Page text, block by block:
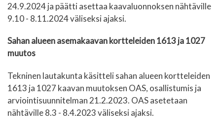
24.9.2024 ja päätti asettaa kaavaluonnoksen nähtäville
9.10 - 8.11.2024 väliseksi ajaksi.
Sahan alueen asemakaavan kortteleiden 1613 ja 1027
muutos
Tekninen lautakunta käsitteli sahan alueen kortteleiden
1613 ja 1027 kaavan muutoksen OAS, osallistumis ja
arviointisuunnitelman 21.2.2023. OAS asetetaan
nähtäville 8.3 - 8.4.2023 väliseksi ajaksi.